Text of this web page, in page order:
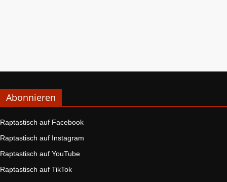
Abonnieren
Raptastisch auf Facebook
Raptastisch auf Instagram
Raptastisch auf YouTube
Raptastisch auf TikTok